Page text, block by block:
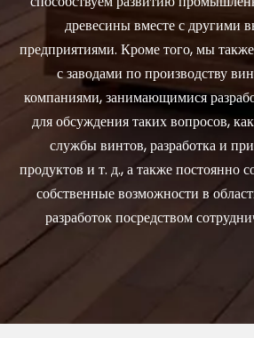
древесины вместе с другими
предприятиями. Кроме того, мы
с заводами по производству
компаниями, занимающимися
для обсуждения таких вопросов,
службы винтов, разработка и
продуктов и т. д., а также постоянно
собственные возможности в
разработок посредством